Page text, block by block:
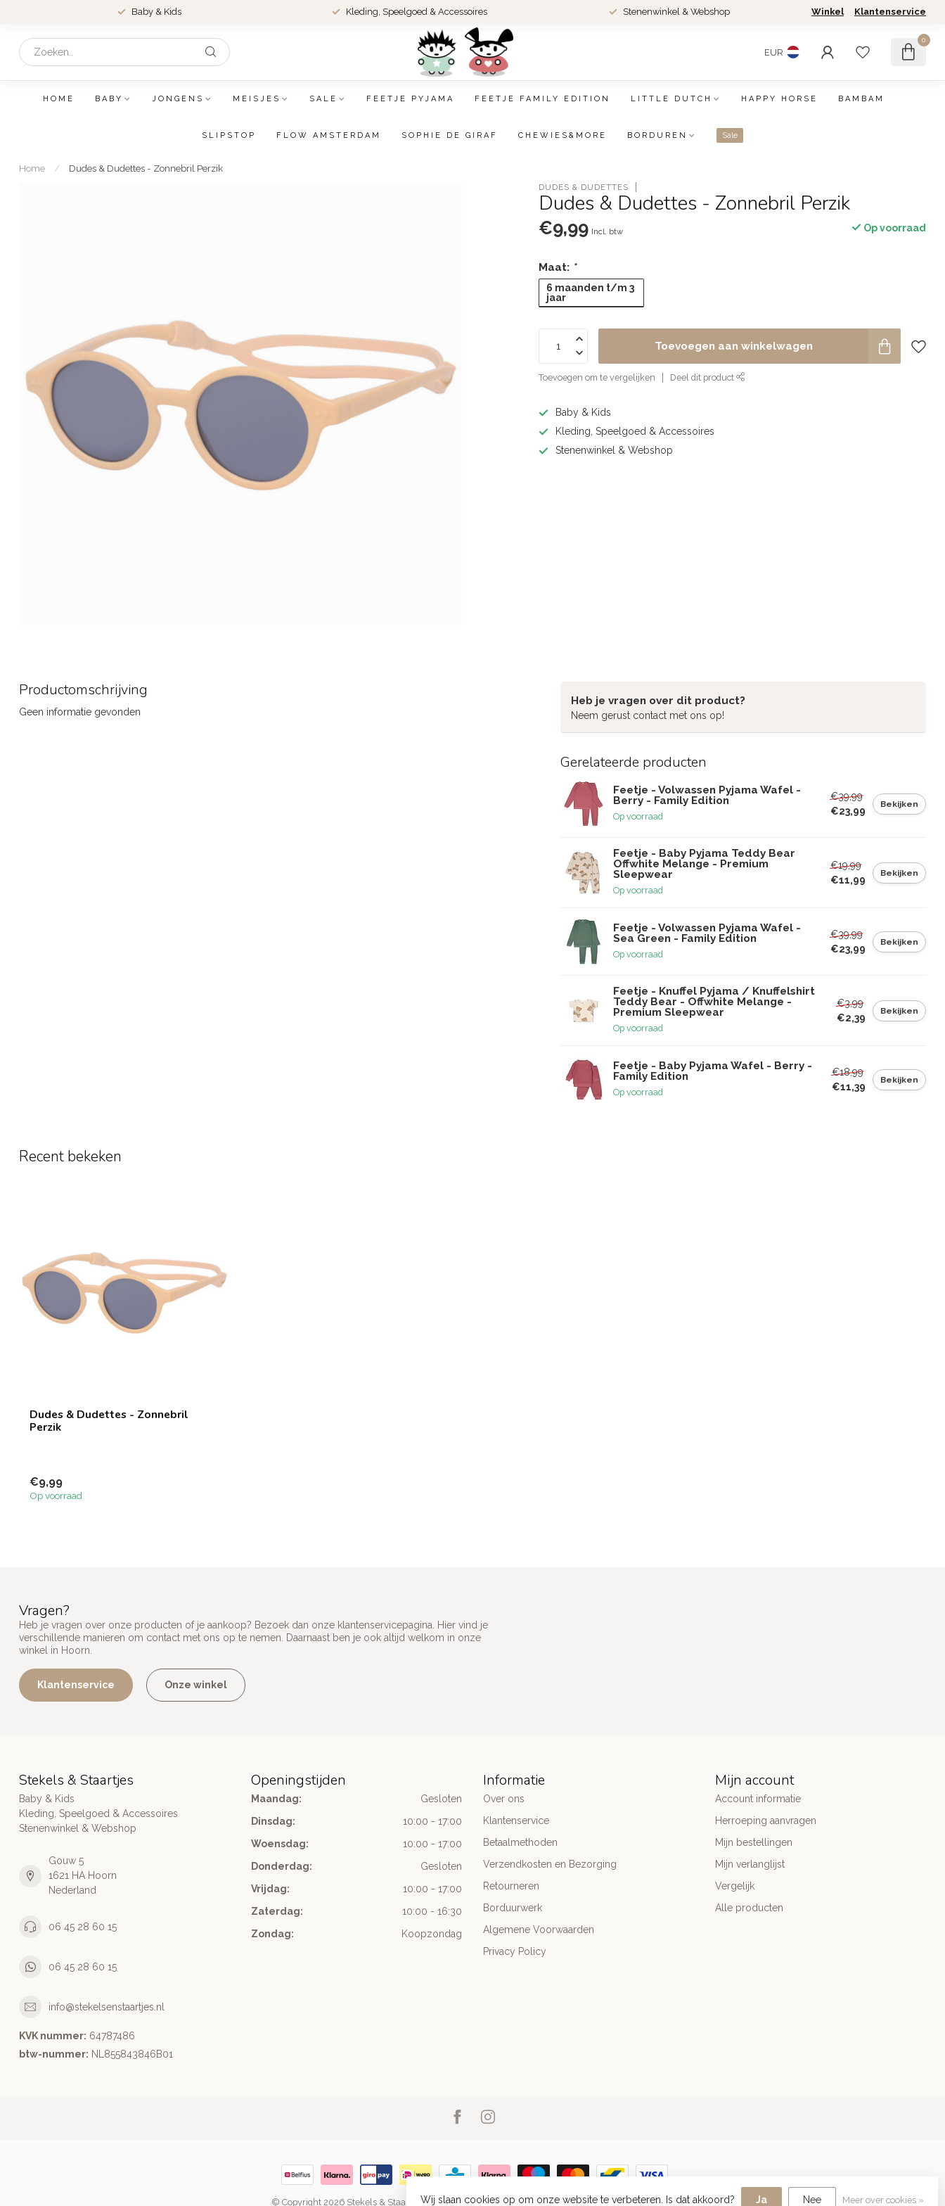
Baby & Kids Kleding, Speelgoed & Accessoires Stenenwinkel & Webshop Winkel Klantenservice
EUR
0
HOME BABY JONGENS MEISJES SALE FEETJE PYJAMA FEETJE FAMILY EDITION LITTLE DUTCH HAPPY HORSE BAMBAM
SLIPSTOP FLOW AMSTERDAM SOPHIE DE GIRAF CHEWIES&MORE BORDUREN Sale
Home / Dudes & Dudettes - Zonnebril Perzik
DUDES & DUDETTES
Dudes & Dudettes - Zonnebril Perzik
€9,99 Incl. btw Op voorraad
Maat: *
6 maanden t/m 3
jaar
Toevoegen aan winkelwagen
Toevoegen om te vergelijken Deel dit product
Baby & Kids
Kleding, Speelgoed & Accessoires
Stenenwinkel & Webshop
Productomschrijving
Geen informatie gevonden
Heb je vragen over dit product?
Neem gerust contact met ons op!
Gerelateerde producten
Feetje - Volwassen Pyjama Wafel -
Berry - Family Edition
Op voorraad
€39,99
€23,99
Bekijken
Feetje - Baby Pyjama Teddy Bear
Offwhite Melange - Premium
Sleepwear
Op voorraad
€19,99
€11,99
Bekijken
Feetje - Volwassen Pyjama Wafel -
Sea Green - Family Edition
Op voorraad
€39,99
€23,99
Bekijken
Feetje - Knuffel Pyjama / Knuffelshirt
Teddy Bear - Offwhite Melange -
Premium Sleepwear
Op voorraad
€3,99
€2,39
Bekijken
Feetje - Baby Pyjama Wafel - Berry -
Family Edition
Op voorraad
€18,99
€11,39
Bekijken
Recent bekeken
Dudes & Dudettes - Zonnebril
Perzik
€9,99
Op voorraad
Vragen?
Heb je vragen over onze producten of je aankoop? Bezoek dan onze klantenservicepagina. Hier vind je
verschillende manieren om contact met ons op te nemen. Daarnaast ben je ook altijd welkom in onze
winkel in Hoorn.
Klantenservice Onze winkel
Stekels & Staartjes
Baby & Kids
Kleding, Speelgoed & Accessoires
Stenenwinkel & Webshop
Gouw 5
1621 HA Hoorn
Nederland
06 45 28 60 15
06 45 28 60 15
info@stekelsenstaartjes.nl
KVK nummer: 64787486
btw-nummer: NL855843846B01
Openingstijden
Maandag:
Gesloten
Dinsdag:
10:00 - 17:00
Woensdag:
10:00 - 17:00
Donderdag:
Gesloten
Vrijdag:
10:00 - 17:00
Zaterdag:
10:00 - 16:30
Zondag:
Koopzondag
Informatie
Over ons
Klantenservice
Betaalmethoden
Verzendkosten en Bezorging
Retourneren
Borduurwerk
Algemene Voorwaarden
Privacy Policy
Mijn account
Account informatie
Herroeping aanvragen
Mijn bestellingen
Mijn verlanglijst
Vergelijk
Alle producten
© Copyright 2026 Stekels & Staartjes- Powered byLightspeed-Lightspeed designbyDyvelopment
Wij slaan cookies op om onze website te verbeteren. Is dat akkoord? Ja Nee Meer over cookies »